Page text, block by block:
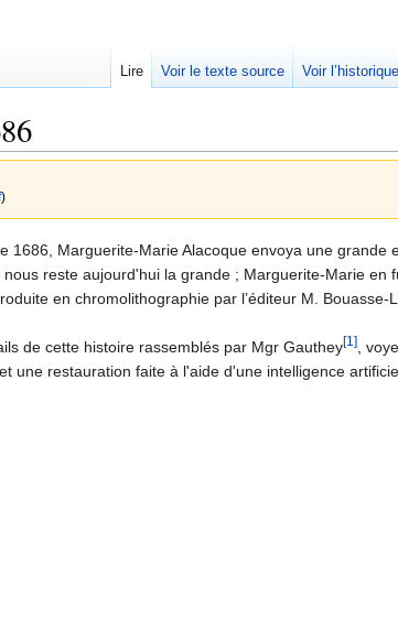
)
1686, Marguerite-Marie Alacoque envoya une
nous reste aujourd'hui la grande ; Marguerite-Marie en
en chromolithographie par l’éditeur M. Bouasse-
de cette histoire rassemblés par Mgr Gauthey[1]
,
une restauration faite à l'aide d'une intelligence
Lire Voir le texte source Voir l’historique